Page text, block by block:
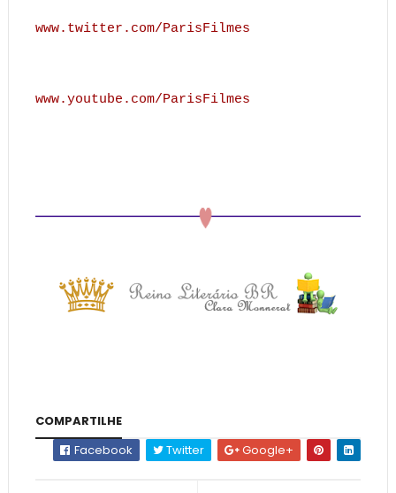
www.twitter.com/ParisFilmes
www.youtube.com/ParisFilmes
COMPARTILHE
Facebook
Twitter Google+